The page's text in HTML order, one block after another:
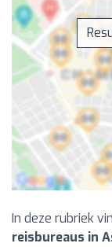
In deze rubriek
reisbureaus in